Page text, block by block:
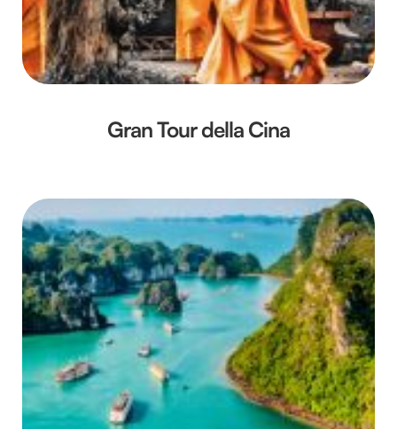
Gran Tour della Cina